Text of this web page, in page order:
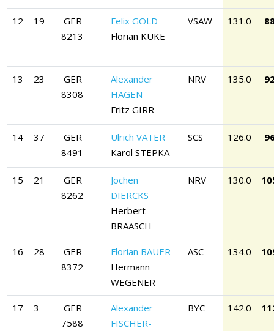
12 19
GER
8213
Felix GOLD
Florian KUKE
VSAW 131.0
13 23
GER
8308
Alexander
HAGEN
Fritz GIRR
NRV 135.0
14 37
GER
8491
Ulrich VATER
Karol STEPKA
SCS 126.0
15 21
GER
8262
Jochen
DIERCKS
Herbert
BRAASCH
NRV 130.0
16 28
GER
8372
Florian BAUER
Hermann
WEGENER
ASC 134.0
17 3
GER
7588
Alexander
FISCHER-
BYC 142.0